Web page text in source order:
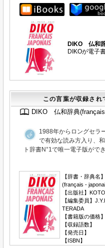
DIKO 仏和
DIKOが電子
この言葉が収録され
DIKO 仏和辞典
1988年からロングセラ
で有効な読み方入り、
ト辞書N°1で唯一電子版がで
【辞書・辞典
(français -
【出版社】
【編集委員】
TERADA
【書籍版の価格】
【収録語数】
【発売日】
【ISBN】